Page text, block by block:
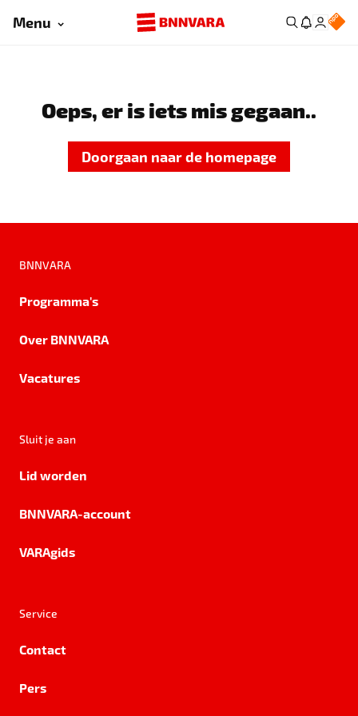
Menu
Oeps, er is iets mis gegaan..
Doorgaan naar de homepage
BNNVARA
Programma's
Over BNNVARA
Vacatures
Sluit je aan
Lid worden
BNNVARA-account
VARAgids
Service
Contact
Pers